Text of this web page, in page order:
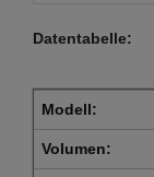
Datentabelle:
Modell:
Volumen: